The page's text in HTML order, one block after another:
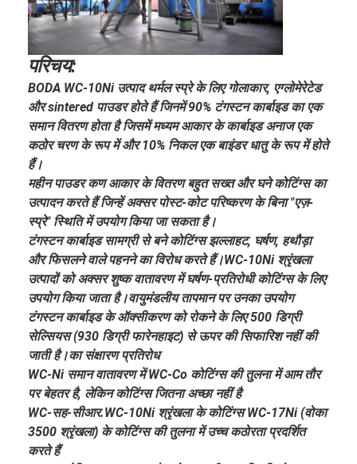
निकल क्रोमियम पाउडर
टंगस्टन धातु पाउडर
सीमेंटेड कार्बाइड पेलेट
धातु कार्बाइड पाउडर
लेजर क्लैडिंग पाउडर
सिरेमिक ऑक्साइड पाउडर
निकेल आधार मिश्र धातु पाउडर
परिचय:
BODA WC-10Ni उत्पाद थर्मल स्प्रे के लिए गोलाकार, एग्लोमेरेटेड
और sintered पाउडर होते हैं जिनमें 90% टंगस्टन कार्बाइड का एक
समान वितरण होता है जिसमें मध्यम आकार के कार्बाइड अनाज एक
कठोर चरण के रूप में और 10% निकल एक बाइंडर धातु के रूप में होते
हैं।
महीन पाउडर कण आकार के वितरण बहुत सख्त और घने कोटिंग्स का
उत्पादन करते हैं जिन्हें अक्सर पोस्ट-कोट परिष्करण के बिना "एज़-
स्प्रे" स्थिति में उपयोग किया जा सकता है।
टंगस्टन कार्बाइड सामग्री से बने कोटिंग्स झल्लाहट, घर्षण, हथौड़ा
और फिसलने वाले पहनने का विरोध करते हैं।WC-10Ni श्रृंखला
उत्पादों को अक्सर शुष्क वातावरण में घर्षण-प्रतिरोधी कोटिंग्स के लिए
उपयोग किया जाता है।वायुमंडलीय तापमान पर उनका उपयोग
टंगस्टन कार्बाइड के ऑक्सीकरण को रोकने के लिए 500 डिग्री
सेल्सियस (930 डिग्री फारेनहाइट) से ऊपर की सिफारिश नहीं की
जाती है।का संक्षारण प्रतिरोध
WC-Ni समान वातावरण में WC-Co कोटिंग्स की तुलना में आम तौर
पर बेहतर है, लेकिन कोटिंग्स जितना अच्छा नहीं है
WC-सह-सीआर.WC-10Ni श्रृंखला के कोटिंग्स WC-17Ni (वोका
3500 श्रृंखला) के कोटिंग्स की तुलना में उच्च कठोरता प्रदर्शित
करते हैं